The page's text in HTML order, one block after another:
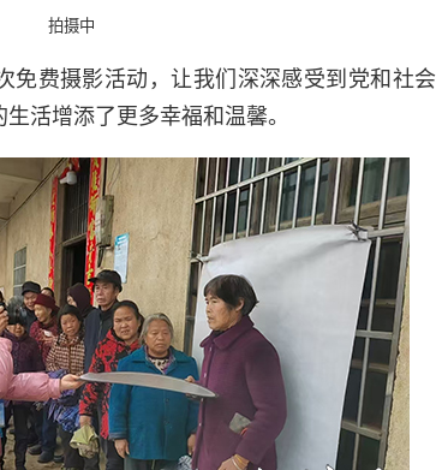
拍摄中
免费摄影活动，让我们深深感受到党和社会
活增添了更多幸福和温馨。